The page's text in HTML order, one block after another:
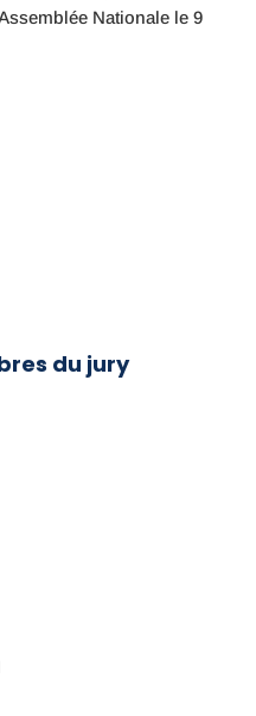
Nationale le 9
du jury